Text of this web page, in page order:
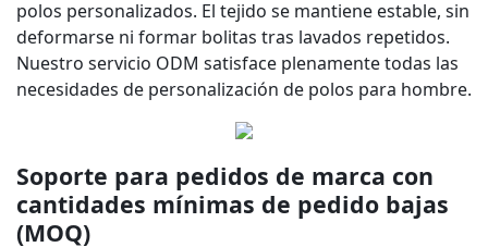
polos personalizados. El tejido se mantiene estable, sin
deformarse ni formar bolitas tras lavados repetidos.
Nuestro servicio ODM satisface plenamente todas las
necesidades de personalización de polos para hombre.
Soporte para pedidos de marca con
cantidades mínimas de pedido bajas
(MOQ)